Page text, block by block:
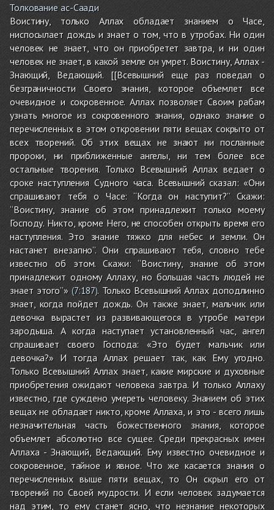
Толкование ас-Саади
Воистину, только Аллах обладает знанием о Часе,
ниспосылает дождь и знает о том, что в утробах. Ни один
человек не знает, что он приобретет завтра, и ни один
человек не знает, в какой земле он умрет. Воистину, Аллах -
Знающий, Ведающий. [[Всевышний еще раз поведал о
безграничности Своего знания, которое объемлет все
очевидное и сокровенное. Аллах позволяет Своим рабам
узнать многое из сокровенного знания, однако знание о
перечисленных в этом откровении пяти вещах сокрыто от
всех творений. Об этих вещах не знают ни посланные
пророки, ни приближенные ангелы, ни тем более все
остальные творения. Только Всевышний Аллах ведает о
сроке наступления Судного часа. Всевышний сказал: «Они
спрашивают тебя о Часе: “Когда он наступит?” Скажи:
“Воистину, знание об этом принадлежит только моему
Господу. Никто, кроме Него, не способен открыть время его
наступления. Это знание тяжко для небес и земли. Он
настанет внезапно”. Они спрашивают тебя, словно тебе
известно об этом. Скажи: “Воистину, знание об этом
принадлежит одному Аллаху, но большая часть людей не
знает этого”»(7:187). Только Всевышний Аллах доподлинно
знает, когда пойдет дождь. Он также знает, мальчик или
девочка вырастет из развивающегося в утробе матери
зародыша. А когда наступает установленный час, ангел
спрашивает своего Господа: «Это будет мальчик или
девочка?» И тогда Аллах решает так, как Ему угодно.
Только Всевышний Аллах знает, какие мирские и духовные
приобретения ожидают человека завтра. И только Аллаху
известно, где суждено умереть человеку. Знанием об этих
вещах не обладает никто, кроме Аллаха, и это - всего лишь
незначительная часть божественного знания, которое
объемлет абсолютно все сущее. Среди прекрасных имен
Аллаха - Знающий, Ведающий. Ему известно очевидное и
сокровенное, тайное и явное. Что же касается знания о
перечисленных выше пяти вещах, то Он скрыл его от
творений по Своей мудрости. И если человек задумается
над этим, то ему станет ясно, что незнание некоторых